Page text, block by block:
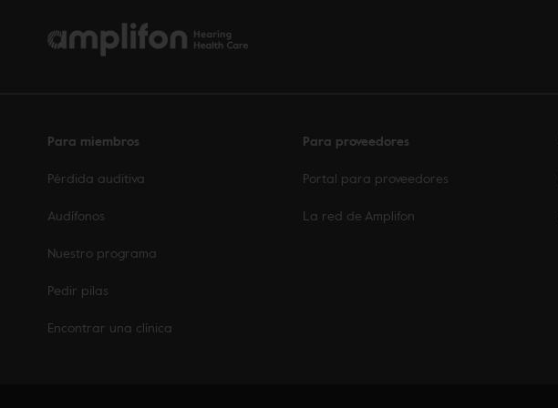
Para miembros
Pérdida auditiva
Audífonos
Nuestro programa
Pedir pilas
Encontrar una clínica
Para proveedores
Portal para proveedores
La red de Amplifon